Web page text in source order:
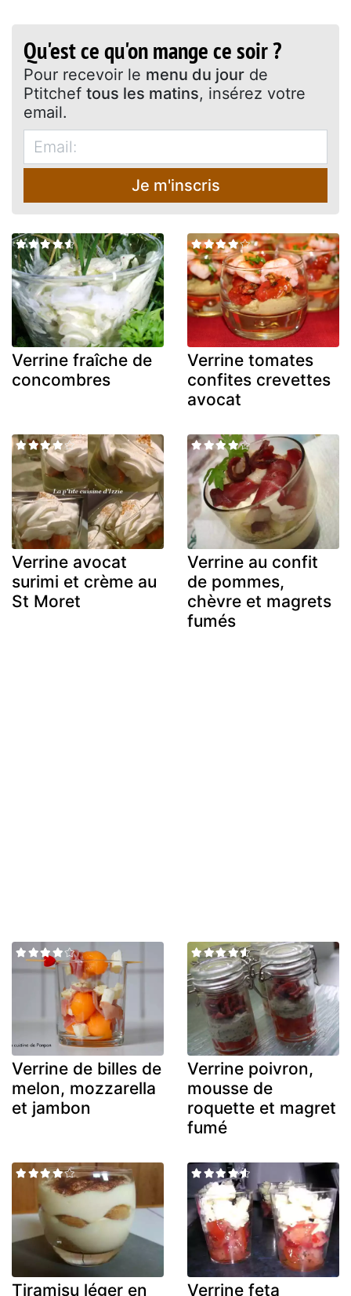
Qu'est ce qu'on mange ce soir ?
Pour recevoir le menu du jour de
Ptitchef tous les matins, insérez votre
email.
Je m'inscris
Verrine fraîche de
concombres
Verrine tomates
confites crevettes
avocat
Verrine avocat
surimi et crème au
St Moret
Verrine au confit
de pommes,
chèvre et magrets
fumés
Verrine de billes de
melon, mozzarella
et jambon
Verrine poivron,
mousse de
roquette et magret
fumé
Tiramisu léger en Verrine feta